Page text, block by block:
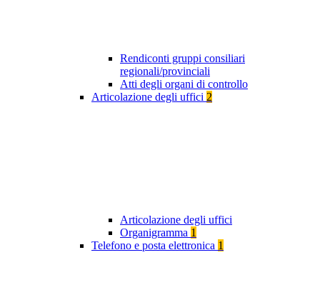
Rendiconti gruppi consiliari
regionali/provinciali
Atti degli organi di controllo
Articolazione degli uffici 2
Articolazione degli uffici
Organigramma 1
Telefono e posta elettronica 1